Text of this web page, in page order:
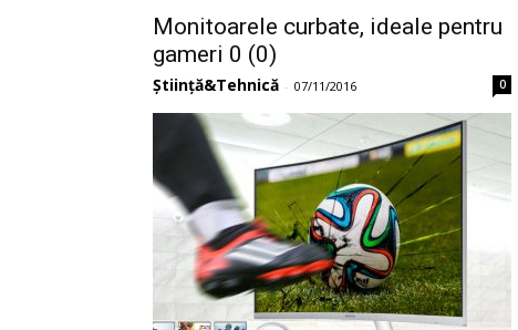
Monitoarele curbate, ideale pentru
gameri 0 (0)
Știință&Tehnică - 07/11/2016 0